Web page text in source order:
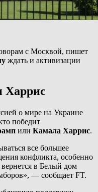
с Москвой, пишет
ждать и активизации
Харрис
о мире на Украине
победит
или Камала Харрис.
все большее
конфликта, особенно
в Белый дом
— сообщает FT.